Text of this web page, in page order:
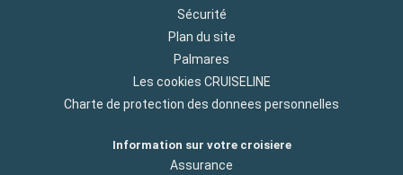
Sécurité
Plan du site
Palmares
Les cookies CRUISELINE
Charte de protection des donnees personnelles
Information sur votre croisiere
Assurance